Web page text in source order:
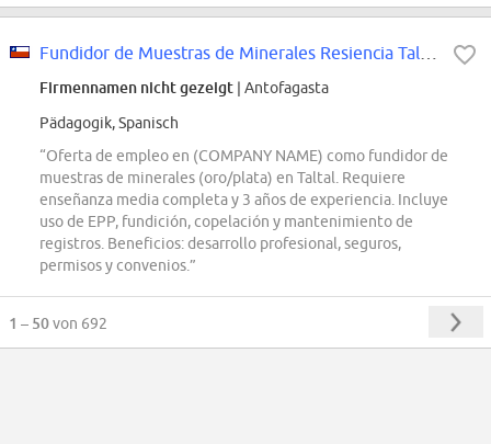
Firmennamen nicht gezeigt | Antofagasta
Pädagogik, Spanisch
“Oferta de empleo en (COMPANY NAME) como fundidor de
muestras de minerales (oro/plata) en Taltal. Requiere
enseñanza media completa y 3 años de experiencia. Incluye
uso de EPP, fundición, copelación y mantenimiento de
registros. Beneficios: desarrollo profesional, seguros,
permisos y convenios.”
1 – 50von 692